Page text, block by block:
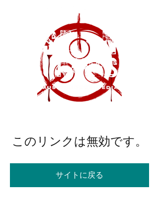
このリンクは無効です。
サイトに戻る